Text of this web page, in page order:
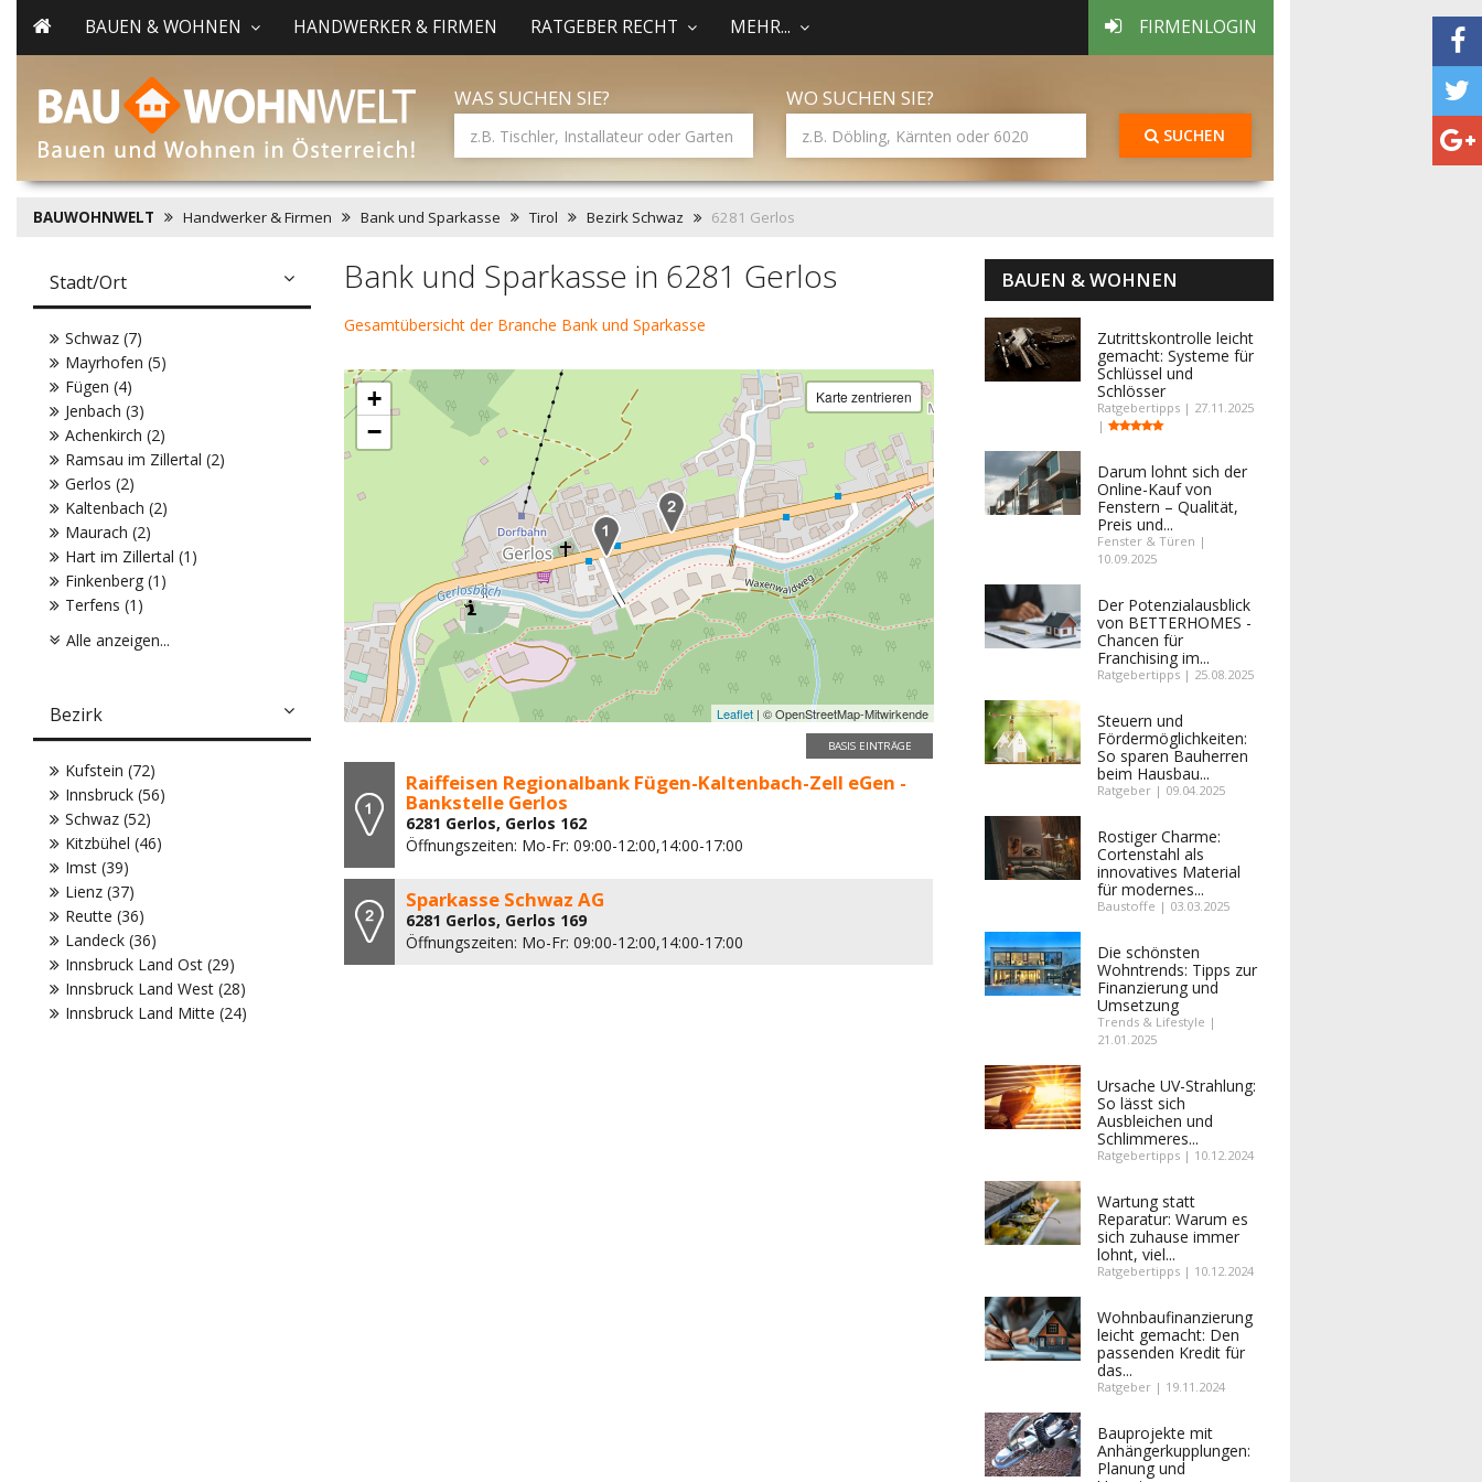
BAUEN & WOHNEN HANDWERKER & FIRMEN RATGEBER RECHT MEHR... FIRMENLOGIN
WAS SUCHEN SIE? WO SUCHEN SIE?
SUCHEN
BAUWOHNWELT Handwerker & Firmen Bank und Sparkasse Tirol Bezirk Schwaz 6281 Gerlos
Bank und Sparkasse in 6281 Gerlos
Gesamtübersicht der Branche Bank und Sparkasse
+
−
Karte zentrieren
Leaflet | © OpenStreetMap-Mitwirkende
BASIS EINTRÄGE
Raiffeisen Regionalbank Fügen-Kaltenbach-Zell eGen -
Bankstelle Gerlos
6281 Gerlos, Gerlos 162
Öffnungszeiten: Mo-Fr: 09:00-12:00,14:00-17:00
Sparkasse Schwaz AG
6281 Gerlos, Gerlos 169
Öffnungszeiten: Mo-Fr: 09:00-12:00,14:00-17:00
Stadt/Ort
Schwaz (7)
Mayrhofen (5)
Fügen (4)
Jenbach (3)
Achenkirch (2)
Ramsau im Zillertal (2)
Gerlos (2)
Kaltenbach (2)
Maurach (2)
Hart im Zillertal (1)
Finkenberg (1)
Terfens (1)
Alle anzeigen...
Bezirk
Kufstein (72)
Innsbruck (56)
Schwaz (52)
Kitzbühel (46)
Imst (39)
Lienz (37)
Reutte (36)
Landeck (36)
Innsbruck Land Ost (29)
Innsbruck Land West (28)
Innsbruck Land Mitte (24)
BAUEN & WOHNEN
Zutrittskontrolle leicht
gemacht: Systeme für
Schlüssel und
Schlösser
Ratgebertipps | 27.11.2025
|
Darum lohnt sich der
Online-Kauf von
Fenstern – Qualität,
Preis und...
Fenster & Türen |
10.09.2025
Der Potenzialausblick
von BETTERHOMES -
Chancen für
Franchising im...
Ratgebertipps | 25.08.2025
Steuern und
Fördermöglichkeiten:
So sparen Bauherren
beim Hausbau...
Ratgeber | 09.04.2025
Rostiger Charme:
Cortenstahl als
innovatives Material
für modernes...
Baustoffe | 03.03.2025
Die schönsten
Wohntrends: Tipps zur
Finanzierung und
Umsetzung
Trends & Lifestyle |
21.01.2025
Ursache UV-Strahlung:
So lässt sich
Ausbleichen und
Schlimmeres...
Ratgebertipps | 10.12.2024
Wartung statt
Reparatur: Warum es
sich zuhause immer
lohnt, viel...
Ratgebertipps | 10.12.2024
Wohnbaufinanzierung
leicht gemacht: Den
passenden Kredit für
das...
Ratgeber | 19.11.2024
Bauprojekte mit
Anhängerkupplungen:
Planung und